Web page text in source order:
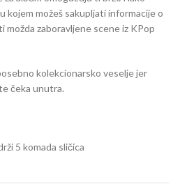
kojem možeš sakupljati informacije o
zaboravljene scene iz KPop
kolekcionarsko veselje jer
čeka unutra.
5 komada sličica